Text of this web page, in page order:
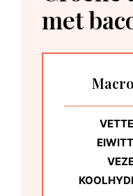
met